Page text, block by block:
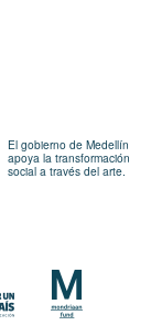
El gobierno de Medellín
apoya la transformación
social a través del arte.